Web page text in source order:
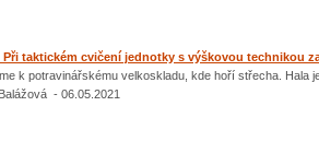
Při taktickém cvičení jednotky s výškovou technikou
k potravinářskému velkoskladu, kde hoří střecha. Hala
- 06.05.2021